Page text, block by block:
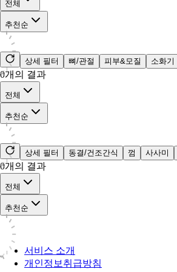
전체
추천순
상세 필터 뼈/관절 피부&모질 소화기
0개의 결과
전체
추천순
상세 필터 동결/건조간식 껌 사사미
0개의 결과
전체
추천순
서비스 소개
개인정보취급방침